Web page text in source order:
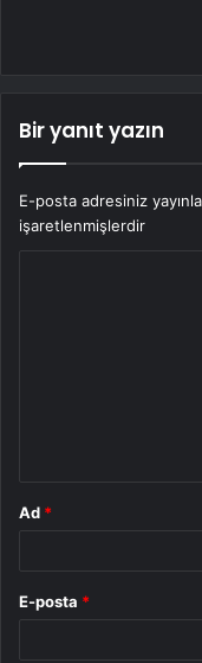
Bir yanıt yazın
E-posta adresiniz
işaretlenmişlerdir
Ad *
E-posta *